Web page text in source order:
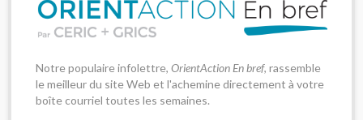
Notre populaire infolettre, OrientAction En bref, rassemble
le meilleur du site Web et l'achemine directement à votre
boîte courriel toutes les semaines.